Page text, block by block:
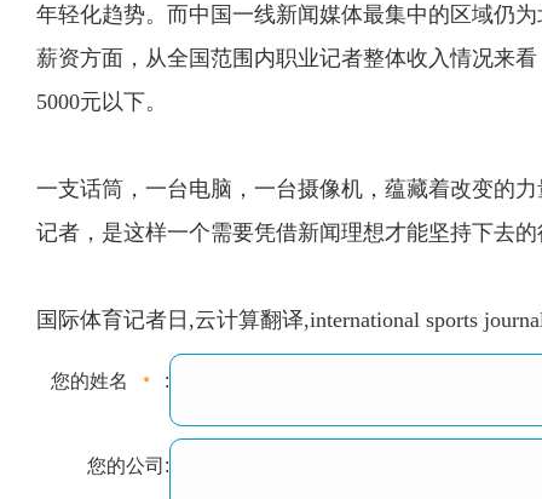
年轻化趋势。而中国一线新闻媒体最集中的区域仍
薪资方面，从全国范围内职业记者整体收入情况来
5000元以下。
一支话筒，一台电脑，一台摄像机，蕴藏着改变的力
记者，是这样一个需要凭借新闻理想才能坚持下去的
国际体育记者日,云计算翻译,international sports
您的姓名 :
您的公司: